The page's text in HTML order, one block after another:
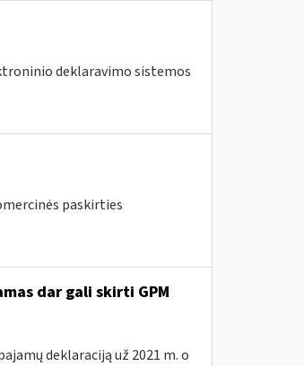
deklaravimo sistemos
paskirties
dar gali skirti GPM
deklaraciją už 2021 m. o